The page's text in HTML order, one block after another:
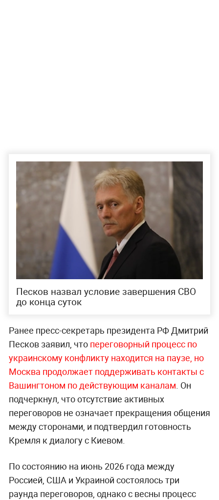
Песков назвал условие завершения СВО
до конца суток
Ранее пресс-секретарь президента РФ Дмитрий
Песков заявил, что переговорный процесс по
украинскому конфликту находится на паузе, но
Москва продолжает поддерживать контакты с
Вашингтоном по действующим каналам. Он
подчеркнул, что отсутствие активных
переговоров не означает прекращения общения
между сторонами, и подтвердил готовность
Кремля к диалогу с Киевом.
По состоянию на июнь 2026 года между
Россией, США и Украиной состоялось три
раунда переговоров, однако с весны процесс